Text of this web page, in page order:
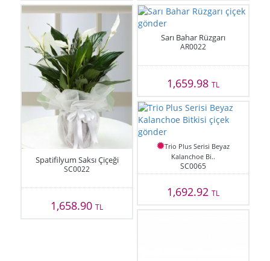
Spatifilyum Saksı Çiçeği
SC0022
1,658.90TL
Sarı Bahar Rüzgarı
AR0022
1,659.98 TL
Trio Plus Serisi Beyaz
Kalanchoe Bi..
SC0065
1,692.92 TL